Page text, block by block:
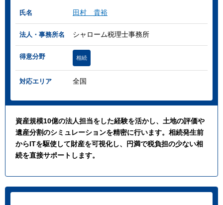
氏名 田村 貴裕
法人・事務所名 シャローム税理士事務所
得意分野 相続
対応エリア 全国
資産規模10億の法人担当をした経験を活かし、土地の評価や
遺産分割のシミュレーションを精密に行います。相続発生前
からITを駆使して財産を可視化し、円満で税負担の少ない相
続を直接サポートします。